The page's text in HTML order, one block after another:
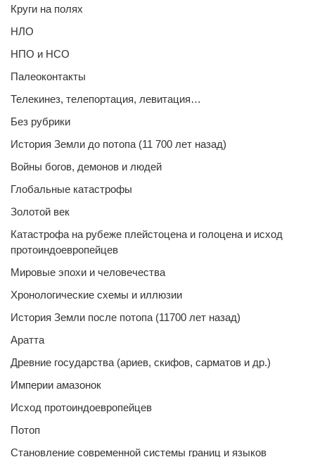
Круги на полях
НЛО
НПО и НСО
Палеоконтакты
Телекинез, телепортация, левитация…
Без рубрики
История Земли до потопа (11 700 лет назад)
Войны богов, демонов и людей
Глобальные катастрофы
Золотой век
Катастрофа на рубеже плейстоцена и голоцена и исход
протоиндоевропейцев
Мировые эпохи и человечества
Хронологические схемы и иллюзии
История Земли после потопа (11700 лет назад)
Аратта
Древние государства (ариев, скифов, сарматов и др.)
Империи амазонок
Исход протоиндоевропейцев
Потоп
Становление современной системы границ и языков